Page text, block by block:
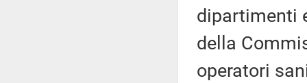
dipartimenti
della
operatori